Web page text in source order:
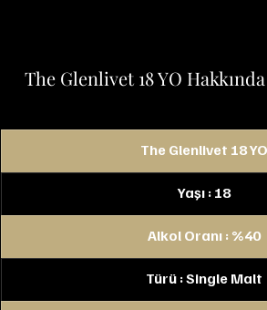
The Glenlivet 18 YO
The Glenlivet 18 YO
Yaşı : 18
Alkol Oranı : %40
Türü : Single Malt